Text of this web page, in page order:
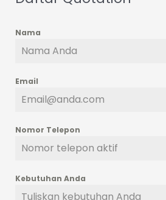
Nama
Email
Nomor Telepon
Kebutuhan Anda